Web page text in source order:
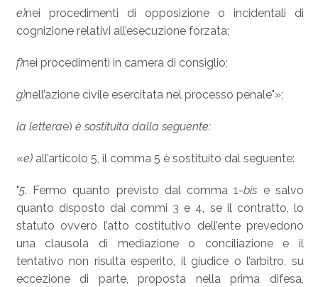
e)nei procedimenti di opposizione o incidentali di
cognizione relativi all’esecuzione forzata;
f)nei procedimenti in camera di consiglio;
g)nell’azione civile esercitata nel processo penale"»;
la letterae) è sostituita dalla seguente:
«e)all’articolo 5, il comma 5 è sostituito dal seguente:
"5. Fermo quanto previsto dal comma 1-bis e salvo
quanto disposto dai commi 3 e 4, se il contratto, lo
statuto ovvero l’atto costitutivo dell’ente prevedono
una clausola di mediazione o conciliazione e il
tentativo non risulta esperito, il giudice o l’arbitro, su
eccezione di parte, proposta nella prima difesa,